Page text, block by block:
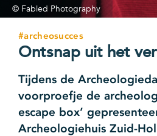
© Fabled Photography
#archeosucces
Ontsnap uit het
Tijdens de
voorproefje de
escape box’
Archeologiehuis Zuid-